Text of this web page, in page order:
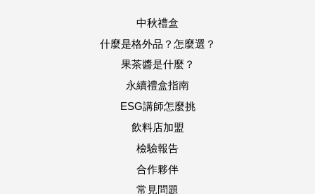
中秋禮盒
什麼是格外品？怎麼選？
果茶醬是什麼？
永續禮盒指南
ESG講師怎麼挑
飲料店加盟
檢驗報告
合作夥伴
常見問題